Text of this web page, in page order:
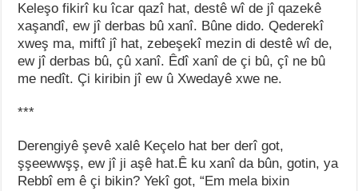
Keleşo fikirî ku îcar qazî hat, destê wî de jî qazekê
xaşandî, ew jî derbas bû xanî. Bûne dido. Qederekî
xweş ma, miftî jî hat, zebeşekî mezin di destê wî de,
ew jî derbas bû, çû xanî. Êdî xanî de çi bû, çî ne bû
me nedît. Çi kiribin jî ew û Xwedayê xwe ne.
***
Derengiyê şevê xalê Keçelo hat ber derî got,
şşeewwşş, ew jî ji aşê hat.Ê ku xanî da bûn, gotin, ya
Rebbî em ê çi bikin? Yekî got, “Em mela bixin